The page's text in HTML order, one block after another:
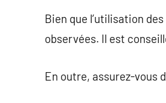
Bien que l’utilisation
observées. Il est
En outre, assurez-vous